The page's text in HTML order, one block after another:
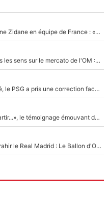
Franck Ribéry a osé s'attaquer à Zinedine Zidane en équipe de France : «Je n'aurais jamais fait ça»
Medina, Rulli, Paixao... ça part dans tous les sens sur le mercato de l'OM : Frank McCourt va enfin récupérer l'argent qu'il attend ?
Sans Ousmane Dembélé et Désiré Doué, le PSG a pris une correction face à Majorque : Luis Enrique attend avec impatience des renforts !
F1 : « Je lui ai fait un câlin, puis j’ai dû partir...», le témoignage émouvant de Max Verstappen sur sa fille
Coup de théâtre en Espagne, Rodri va trahir le Real Madrid : Le Ballon d'Or a choisi de signer au FC Barcelone !